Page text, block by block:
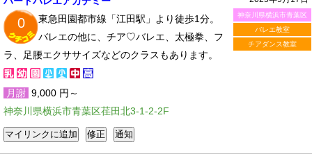
神奈川県横浜市青葉区
バレエ教室
チアダンス教室
0
東急田園都市線「江田駅」より徒歩1分。
バレエの他に、チア♡バレエ、太極拳、フ
ラ、足腰エクササイズなどのクラスもあります。
月謝 9,000 円～
神奈川県横浜市青葉区荏田北3-1-2-2F